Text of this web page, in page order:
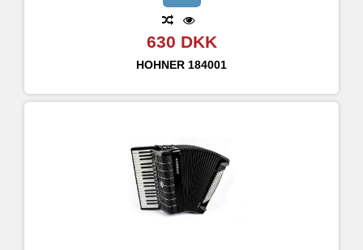
630 DKK
HOHNER 184001